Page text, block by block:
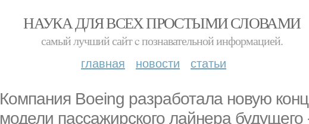
НАУКА ДЛЯ ВСЕХ ПРОСТЫМИ СЛОВАМИ
самый лучший сайт c познавательной информацией.
главная новости статьи
Компания Boeing разработала новую
модели пассажирского лайнера будущего